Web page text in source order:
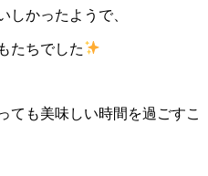
しかったようで、
たちでした
ても美味しい時間を過ごすこ